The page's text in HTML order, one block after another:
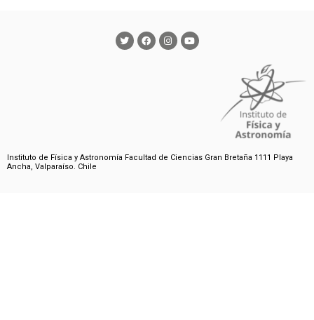
Instituto de Física y Astronomía Facultad de Ciencias Gran Bretaña 1111 Playa
Ancha, Valparaíso. Chile